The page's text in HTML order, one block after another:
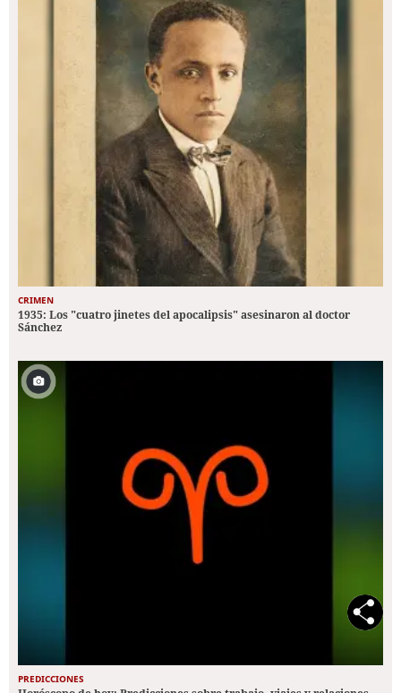
CRIMEN
1935: Los "cuatro jinetes del apocalipsis" asesinaron al doctor
Sánchez
PREDICCIONES